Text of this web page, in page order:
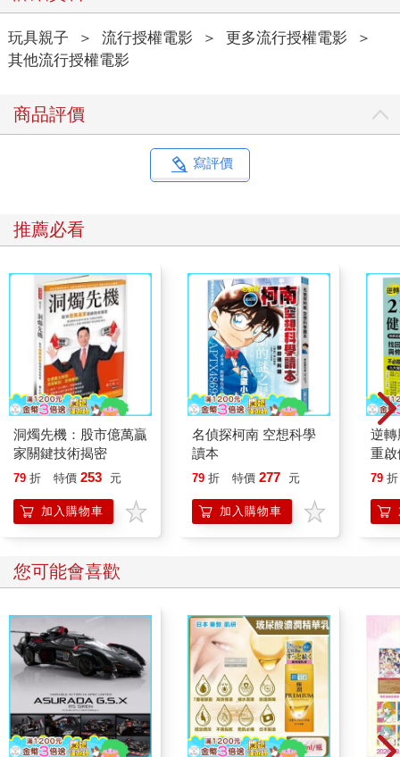
玩具親子 ＞ 流行授權電影 ＞ 更多流行授權電影
＞
其他流行授權電影
商品評價
寫評價
推薦必看
洞燭先機：股市億萬贏
家關鍵技術揭密
79 折 特價 253 元
加入購物車
名偵探柯南 空想科學
讀本
79 折 特價 277 元
加入購物車
逆轉
重
糖
復
79 折
您可能會喜歡